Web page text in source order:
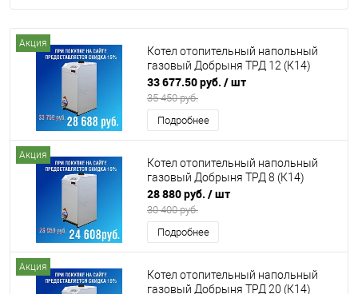
Акция
Котел отопительный напольный
газовый Добрыня ТРД 12 (К14)
33 677.50 руб. / шт
35 450 руб.
Подробнее
Акция
Котел отопительный напольный
газовый Добрыня ТРД 8 (К14)
28 880 руб. / шт
30 400 руб.
Подробнее
Акция
Котел отопительный напольный
газовый Добрыня ТРД 20 (К14)